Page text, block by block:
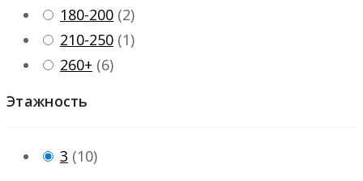
180-200 (2)
210-250 (1)
260+ (6)
Этажность
3 (10)